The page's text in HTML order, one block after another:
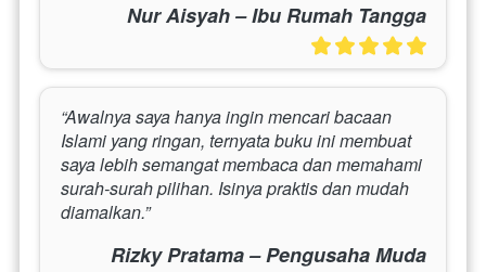
Nur Aisyah – Ibu Rumah Tangga
“Awalnya saya hanya ingin mencari bacaan
Islami yang ringan, ternyata buku ini membuat
saya lebih semangat membaca dan memahami
surah-surah pilihan. Isinya praktis dan mudah
diamalkan.”
Rizky Pratama – Pengusaha Muda